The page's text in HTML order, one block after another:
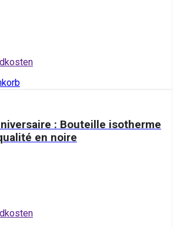
: Bouteille isotherme
en noire